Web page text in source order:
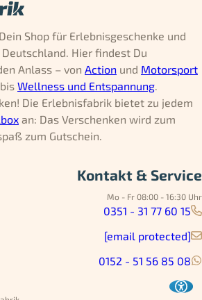
Shop für Erlebnisgeschenke und
Hier findest Du
Anlass – von Action und Motorsport
bis Wellness und Entspannung.
Die Erlebnisfabrik bietet zu jedem
an: Das Verschenken wird zum
zum Gutschein.
Kontakt & Service
Mo - Fr 08:00 - 16:30 Uhr
0351 - 31 77 60 15
[email protected]
0152 - 51 56 85 08